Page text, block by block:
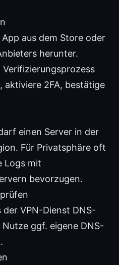
aus dem Store oder
herunter.
aktiviere 2FA, bestätige
einen Server in der
Für Privatsphäre oft
Logs mit
bevorzugen.
der VPN-Dienst DNS-
ggf. eigene DNS-